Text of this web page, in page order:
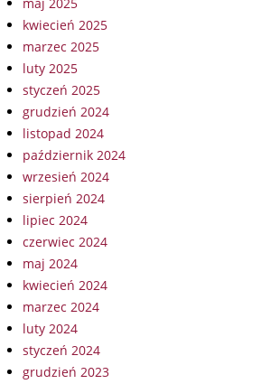
kwiecień 2025
marzec 2025
luty 2025
styczeń 2025
grudzień 2024
listopad 2024
październik 2024
wrzesień 2024
sierpień 2024
lipiec 2024
czerwiec 2024
maj 2024
kwiecień 2024
marzec 2024
luty 2024
styczeń 2024
grudzień 2023